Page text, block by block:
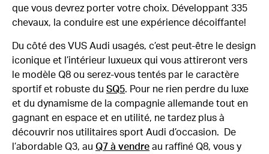
que vous devrez porter votre choix. Développant 335
chevaux, la conduire est une expérience décoiffante!
Du côté des VUS Audi usagés, c’est peut-être le design
iconique et l’intérieur luxueux qui vous attireront vers
le modèle Q8 ou serez-vous tentés par le caractère
sportif et robuste du SQ5. Pour ne rien perdre du luxe
et du dynamisme de la compagnie allemande tout en
gagnant en espace et en utilité, ne tardez plus à
découvrir nos utilitaires sport Audi d’occasion. De
l’abordable Q3, au Q7 à vendre au raffiné Q8, vous y